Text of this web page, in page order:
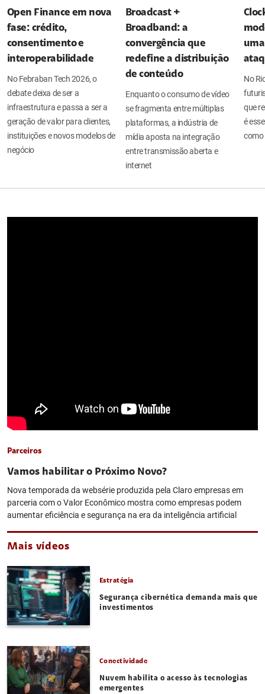
Open Finance em nova
fase: crédito,
consentimento e
interoperabilidade
No Febraban Tech 2026, o
debate deixa de ser a
infraestrutura e passa a ser a
geração de valor para clientes,
instituições e novos modelos de
negócio
Broadcast +
Broadband: a
convergência que
redefine a distribuição
de conteúdo
Enquanto o consumo de vídeo
se fragmenta entre múltiplas
plataformas, a indústria de
mídia aposta na integração
entre transmissão aberta e
internet
No
que
é
como
Parceiros
Vamos habilitar o Próximo Novo?
Nova temporada da websérie produzida pela Claro empresas em
parceria com o Valor Econômico mostra como empresas podem
aumentar eficiência e segurança na era da inteligência artificial
Mais vídeos
Estratégia
Segurança cibernética demanda mais que
investimentos
Conectividade
Nuvem habilita o acesso às tecnologias
emergentes